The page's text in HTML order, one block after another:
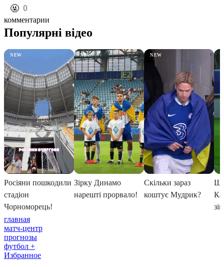
️🤬 0
комментарии
главная
матч-центр
прогнозы
футбол +
Избранное